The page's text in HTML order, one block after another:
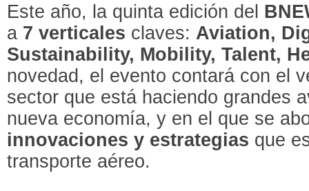
Este año, la quinta edición del
a 7 verticales claves: Aviation,
Sustainability, Mobility, Talent,
novedad, el evento contará con el
sector que está haciendo grandes
nueva economía, y en el que se
innovaciones y estrategias que
transporte aéreo.